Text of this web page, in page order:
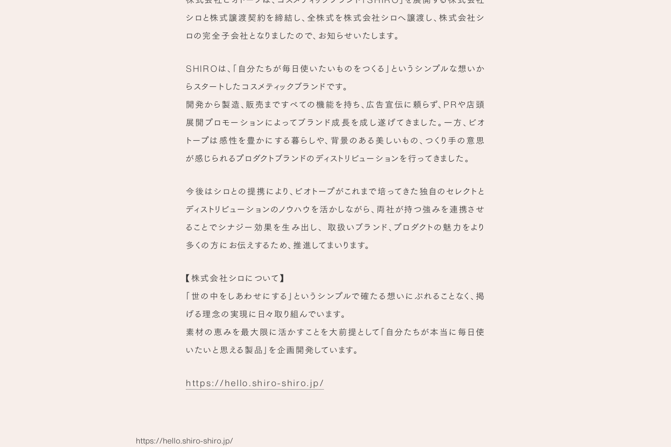
シロと株式譲渡契約を締結し、全株式を株式会社シロへ譲渡し、株式会社シ
ロの完全子会社となりましたので、お知らせいたします。
SHIROは、「自分たちが毎日使いたいものをつくる」というシンプルな想いか
らスタートしたコスメティックブランドです。
開発から製造、販売まですべての機能を持ち、広告宣伝に頼らず、PRや店頭
展開プロモーションによってブランド成長を成し遂げてきました。一方、ビオ
トープは感性を豊かにする暮らしや、背景のある美しいもの、つくり手の意思
が感じられるプロダクトブランドのディストリビューションを行ってきました。
今後はシロとの提携により、ビオトープがこれまで培ってきた独自のセレクトと
ディストリビューションのノウハウを活かしながら、両社が持つ強みを連携させ
ることでシナジー効果を生み出し、 取扱いブランド、プロダクトの魅力をより
多くの方にお伝えするため、推進してまいります。
【株式会社シロについて】
「世の中をしあわせにする」というシンプルで確たる想いにぶれることなく、掲
げる理念の実現に日々取り組んでいます。
素材の恵みを最大限に活かすことを大前提として「自分たちが本当に毎日使
いたいと思える製品」を企画開発しています。
https://hello.shiro-shiro.jp/
https://hello.shiro-shiro.jp/